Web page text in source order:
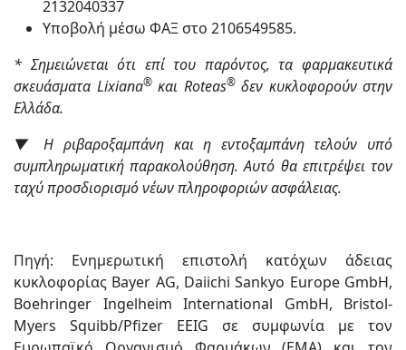
2132040337
Υποβολή μέσω ΦΑΞ στο 2106549585.
* Σημειώνεται ότι επί του παρόντος, τα φαρμακευτικά
σκευάσματα Lixiana®και Roteas®δεν κυκλοφορούν στην
Ελλάδα.
▼ Η ριβαροξαμπάνη και η εντοξαμπάνη τελούν υπό
συμπληρωματική παρακολούθηση. Αυτό θα επιτρέψει τον
ταχύ προσδιορισμό νέων πληροφοριών ασφάλειας.
Πηγή: Ενημερωτική επιστολή κατόχων άδειας
κυκλοφορίας Bayer AG, Daiichi Sankyo Europe GmbH,
Boehringer Ingelheim International GmbH, Bristol-
Myers Squibb/Pfizer EEIG σε συμφωνία με τον